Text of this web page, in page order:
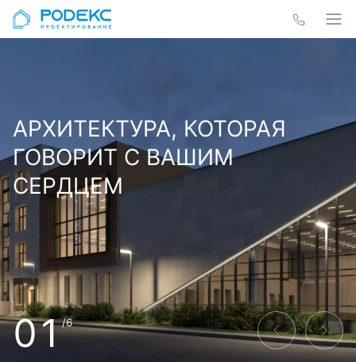
АРХИТЕКТУРА, КОТОРАЯ
ГОВОРИТ С ВАШИМ
СЕРДЦЕМ
01/6